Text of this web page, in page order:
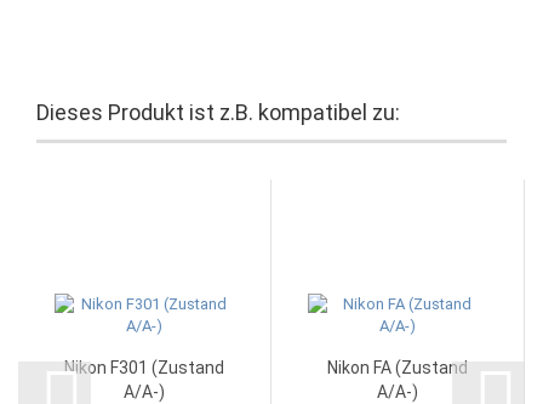
Dieses Produkt ist z.B. kompatibel zu:
Nikon F301 (Zustand
A/A-)
Nikon FA (Zustand
A/A-)